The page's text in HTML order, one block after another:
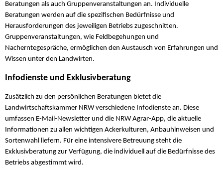
Beratungen als auch Gruppenveranstaltungen an. Individuelle
Beratungen werden auf die spezifischen Bedürfnisse und
Herausforderungen des jeweiligen Betriebs zugeschnitten.
Gruppenveranstaltungen, wie Feldbegehungen und
Nacherntegespräche, ermöglichen den Austausch von Erfahrungen und
Wissen unter den Landwirten.
Infodienste und Exklusivberatung
Zusätzlich zu den persönlichen Beratungen bietet die
Landwirtschaftskammer NRW verschiedene Infodienste an. Diese
umfassen E-Mail-Newsletter und die NRW Agrar-App, die aktuelle
Informationen zu allen wichtigen Ackerkulturen, Anbauhinweisen und
Sortenwahl liefern. Für eine intensivere Betreuung steht die
Exklusivberatung zur Verfügung, die individuell auf die Bedürfnisse des
Betriebs abgestimmt wird.